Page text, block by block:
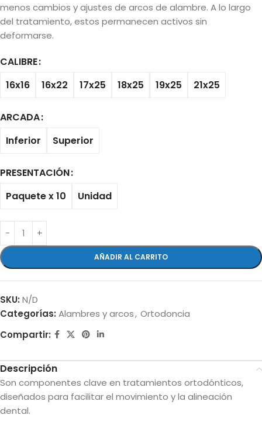
menos cambios y ajustes de arcos de alambre. A lo largo
del tratamiento, estos permanecen activos sin
deformarse.
CALIBRE
16x16
16x22 17x25 18x25 19x25 21x25
ARCADA
Inferior
Superior
PRESENTACIÓN
Paquete x 10
Unidad
AÑADIR AL CARRITO
SKU: N/D
Categorías: Alambres y arcos, Ortodoncia
Compartir:
Descripción
Son componentes clave en tratamientos ortodónticos,
diseñados para facilitar el movimiento y la alineación
dental.